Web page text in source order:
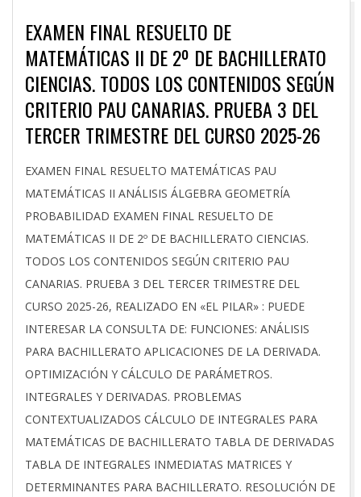
EXAMEN FINAL RESUELTO DE
MATEMÁTICAS II DE 2º DE BACHILLERATO
CIENCIAS. TODOS LOS CONTENIDOS SEGÚN
CRITERIO PAU CANARIAS. PRUEBA 3 DEL
TERCER TRIMESTRE DEL CURSO 2025-26
2026-
05-
06
EXAMEN FINAL RESUELTO MATEMÁTICAS PAU
MATEMÁTICAS II ANÁLISIS ÁLGEBRA GEOMETRÍA
PROBABILIDAD EXAMEN FINAL RESUELTO DE
MATEMÁTICAS II DE 2º DE BACHILLERATO CIENCIAS.
TODOS LOS CONTENIDOS SEGÚN CRITERIO PAU
CANARIAS. PRUEBA 3 DEL TERCER TRIMESTRE DEL
CURSO 2025-26, REALIZADO EN «EL PILAR» : PUEDE
INTERESAR LA CONSULTA DE: FUNCIONES: ANÁLISIS
PARA BACHILLERATO APLICACIONES DE LA DERIVADA.
OPTIMIZACIÓN Y CÁLCULO DE PARÁMETROS.
INTEGRALES Y DERIVADAS. PROBLEMAS
CONTEXTUALIZADOS CÁLCULO DE INTEGRALES PARA
MATEMÁTICAS DE BACHILLERATO TABLA DE DERIVADAS
TABLA DE INTEGRALES INMEDIATAS MATRICES Y
DETERMINANTES PARA BACHILLERATO. RESOLUCIÓN DE